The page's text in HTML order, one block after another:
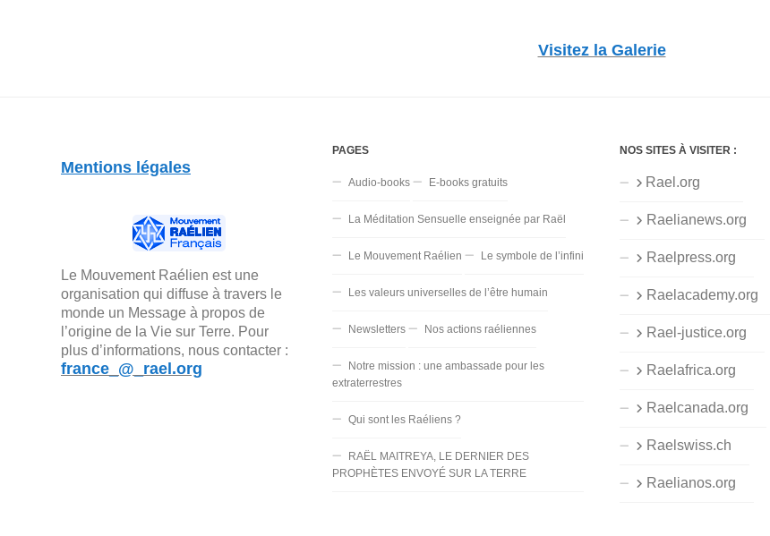
Visitez la Galerie
Mentions légales
Le Mouvement Raélien est une
organisation qui diffuse à travers le
monde un Message à propos de
l’origine de la Vie sur Terre. Pour
plus d’informations, nous contacter :
france_@_rael.org
PAGES
Audio-books E-books gratuits
La Méditation Sensuelle enseignée par Raël
Le Mouvement Raélien Le symbole de l’infini
Les valeurs universelles de l’être humain
Newsletters Nos actions raéliennes
Notre mission : une ambassade pour les
extraterrestres
Qui sont les Raéliens ?
RAËL MAITREYA, LE DERNIER DES
PROPHÈTES ENVOYÉ SUR LA TERRE
NOS SITES À VISITER :
Rael.org
Raelianews.org
Raelpress.org
Raelacademy.org
Rael-justice.org
Raelafrica.org
Raelcanada.org
Raelswiss.ch
Raelianos.org